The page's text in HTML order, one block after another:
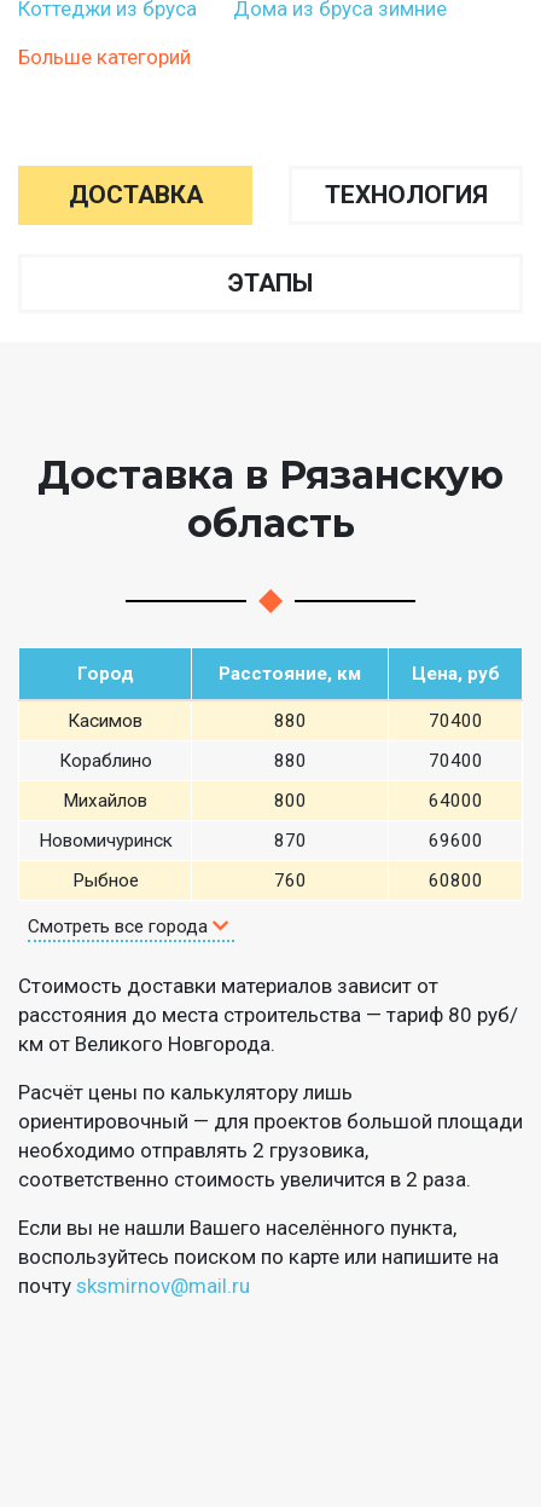
Коттеджи из бруса
Дома из бруса зимние
Больше категорий
ДОСТАВКА ТЕХНОЛОГИЯ
ЭТАПЫ
Доставка в Рязанскую
область
Город Расстояние, км Цена, руб
Касимов 880
70400
Кораблино
880
70400
Михайлов
800
64000
Новомичуринск
870
69600
Рыбное
760 60800
Смотреть все города
Стоимость доставки материалов зависит от
расстояния до места строительства — тариф 80 руб/
км от Великого Новгорода.
Расчёт цены по калькулятору лишь
ориентировочный — для проектов большой площади
необходимо отправлять 2 грузовика,
соответственно стоимость увеличится в 2 раза.
Если вы не нашли Вашего населённого пункта,
воспользуйтесь поиском по карте или напишите на
почту sksmirnov@mail.ru